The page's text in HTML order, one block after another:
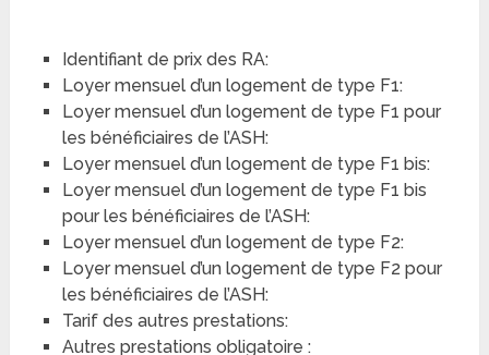
Identifiant de prix des RA:
Loyer mensuel d’un logement de type F1:
Loyer mensuel d’un logement de type F1 pour
les bénéficiaires de l’ASH:
Loyer mensuel d’un logement de type F1 bis:
Loyer mensuel d’un logement de type F1 bis
pour les bénéficiaires de l’ASH:
Loyer mensuel d’un logement de type F2:
Loyer mensuel d’un logement de type F2 pour
les bénéficiaires de l’ASH:
Tarif des autres prestations:
Autres prestations obligatoire :